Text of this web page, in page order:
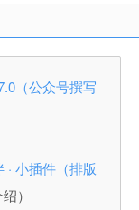
（公众号撰写
· 小插件（排版
）